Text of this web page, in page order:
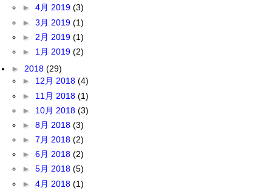
► 4月 2019 (3)
► 3月 2019 (1)
► 2月 2019 (1)
► 1月 2019 (2)
► 2018 (29)
► 12月 2018 (4)
► 11月 2018 (1)
► 10月 2018 (3)
► 8月 2018 (3)
► 7月 2018 (2)
► 6月 2018 (2)
► 5月 2018 (5)
► 4月 2018 (1)